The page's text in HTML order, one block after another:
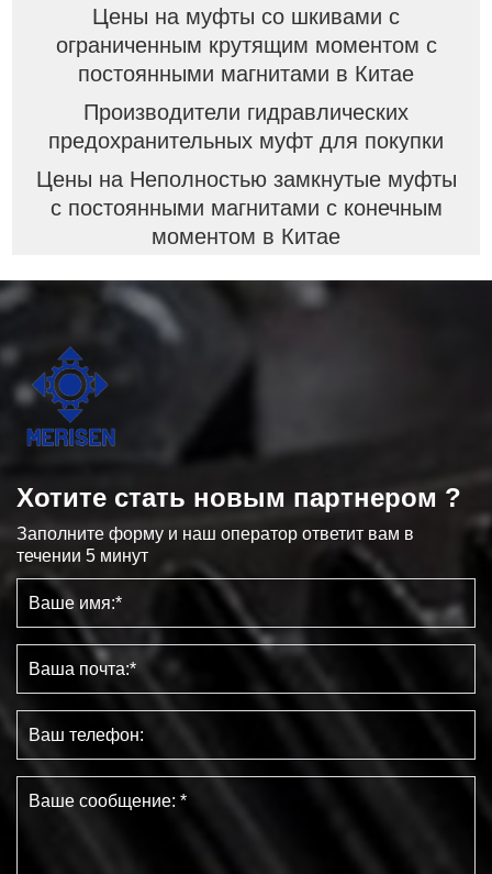
Цены на муфты со шкивами с
ограниченным крутящим моментом с
постоянными магнитами в Китае
Производители гидравлических
предохранительных муфт для покупки
Цены на Неполностью замкнутые муфты
с постоянными магнитами с конечным
моментом в Китае
Хотите стать новым партнером ?
Заполните форму и наш оператор ответит вам в
течении 5 минут